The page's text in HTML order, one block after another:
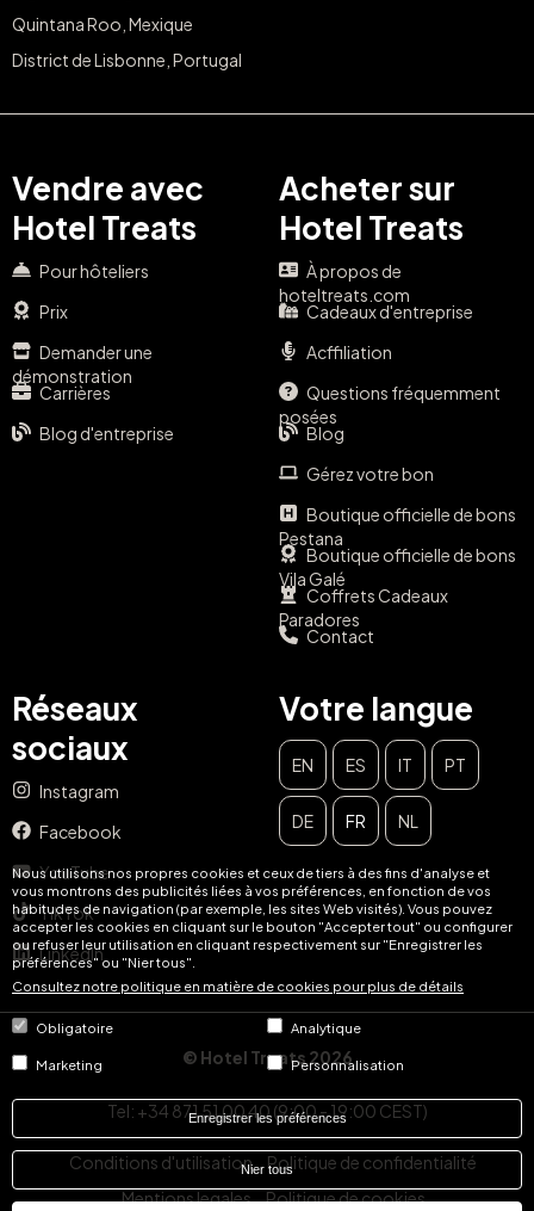
Nous utilisons nos propres cookies et ceux de tiers à des fins d'analyse et
vous montrons des publicités liées à vos préférences, en fonction de vos
habitudes de navigation (par exemple, les sites Web visités). Vous pouvez
accepter les cookies en cliquant sur le bouton "Accepter tout" ou configurer
ou refuser leur utilisation en cliquant respectivement sur "Enregistrer les
préférences" ou "Nier tous".
Consultez notre politique en matière de cookies pour plus de détails
Obligatoire Analytique
Marketing Personnalisation
Enregistrer les préférences
Nier tous
Quintana Roo, Mexique
District de Lisbonne, Portugal
Vendre avec
Hotel Treats
Pour hôteliers
Prix
Demander une
démonstration
Carrières
Blog d'entreprise
Acheter sur
Hotel Treats
À propos de
hoteltreats.com
Cadeaux d'entreprise
Acffiliation
Questions fréquemment
posées
Blog
Gérez votre bon
Boutique officielle de bons
Pestana
Boutique officielle de bons
Vila Galé
Coffrets Cadeaux
Paradores
Contact
Réseaux
sociaux
Instagram
Facebook
YouTube
TikTok
LinkedIn
Votre langue
EN ES IT PT
DE FR NL
© Hotel Treats 2026
Tel: +34 871 51 00 40 (9:00 - 19:00 CEST)
Conditions d'utilisation
Politique de confidentialité
Mentions legales
Politique de cookies
FERMER
Offrez-vous le plaisir que
vous méritez!
Inscrivez-vous pour obtenir un accès exclusif à des
S'ABONNER À